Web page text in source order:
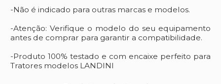
-Não é indicado para outras marcas e modelos.
-Atenção: Verifique o modelo do seu equipamento
antes de comprar para garantir a compatibilidade.
-Produto 100% testado e com encaixe perfeito para
Tratores modelos LANDINI